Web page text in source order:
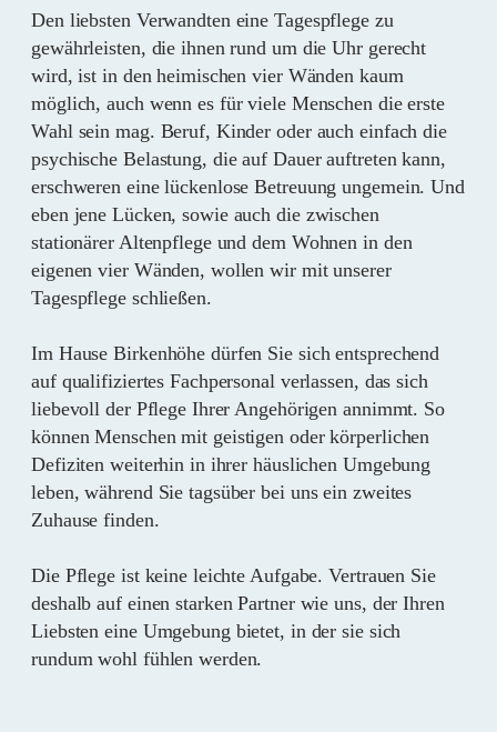
Den liebsten Verwandten eine Tagespflege zu
gewährleisten, die ihnen rund um die Uhr gerecht
wird, ist in den heimischen vier Wänden kaum
möglich, auch wenn es für viele Menschen die erste
Wahl sein mag. Beruf, Kinder oder auch einfach die
psychische Belastung, die auf Dauer auftreten kann,
erschweren eine lückenlose Betreuung ungemein. Und
eben jene Lücken, sowie auch die zwischen
stationärer Altenpflege und dem Wohnen in den
eigenen vier Wänden, wollen wir mit unserer
Tagespflege schließen.
Im Hause Birkenhöhe dürfen Sie sich entsprechend
auf qualifiziertes Fachpersonal verlassen, das sich
liebevoll der Pflege Ihrer Angehörigen annimmt. So
können Menschen mit geistigen oder körperlichen
Defiziten weiterhin in ihrer häuslichen Umgebung
leben, während Sie tagsüber bei uns ein zweites
Zuhause finden.
Die Pflege ist keine leichte Aufgabe. Vertrauen Sie
deshalb auf einen starken Partner wie uns, der Ihren
Liebsten eine Umgebung bietet, in der sie sich
rundum wohl fühlen werden.